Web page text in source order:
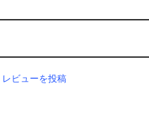
レビューを投稿